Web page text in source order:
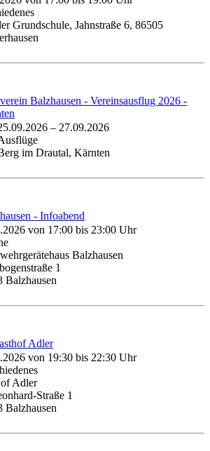
Grundschule, Jahnstraße 6, 86505
Balzhausen - Vereinsausflug 2026 -
– 27.09.2026
im Drautal, Kärnten
- Infoabend
von 17:00 bis 23:00 Uhr
Balzhausen
1
Balzhausen
Adler
von 19:30 bis 22:30 Uhr
Adler
Straße 1
Balzhausen